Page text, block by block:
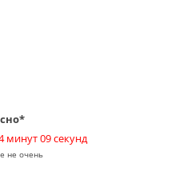
минут 09 секунд
не очень